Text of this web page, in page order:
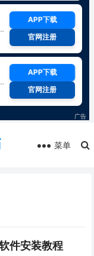
菜单
件安装教程